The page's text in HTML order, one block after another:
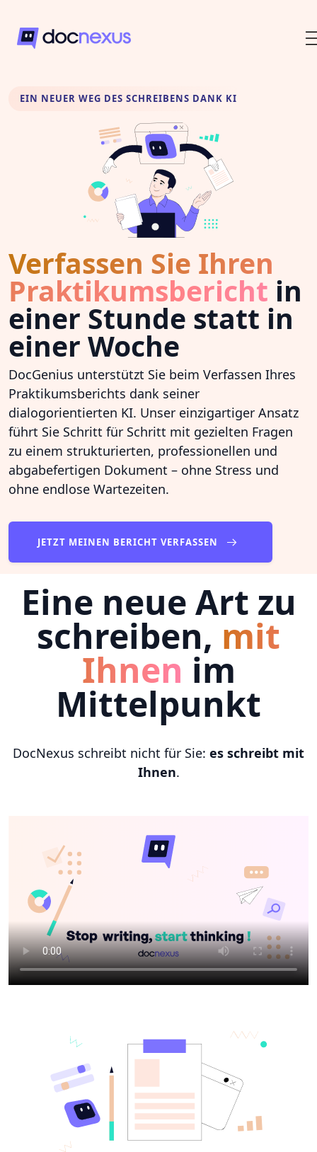
EIN NEUER WEG DES SCHREIBENS DANK KI
Verfassen Sie Ihren
Praktikumsbericht in
einer Stunde statt in
einer Woche
DocGenius unterstützt Sie beim Verfassen Ihres
Praktikumsberichts dank seiner
dialogorientierten KI. Unser einzigartiger Ansatz
führt Sie Schritt für Schritt mit gezielten Fragen
zu einem strukturierten, professionellen und
abgabefertigen Dokument – ohne Stress und
ohne endlose Wartezeiten.
JETZT MEINEN BERICHT VERFASSEN
Eine neue Art zu
schreiben, mit
Ihnen im
Mittelpunkt
DocNexus schreibt nicht für Sie: es schreibt mit
Ihnen.